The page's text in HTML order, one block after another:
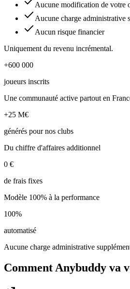
Aucune modification de votre
Aucune charge administrative
Aucun risque financier
Uniquement du revenu incrémental.
+600 000
joueurs inscrits
Une communauté active partout en
+25 M€
générés pour nos clubs
Du chiffre d'affaires additionnel
0 €
de frais fixes
Modèle 100% à la performance
100%
automatisé
Aucune charge administrative
Comment Anybuddy va